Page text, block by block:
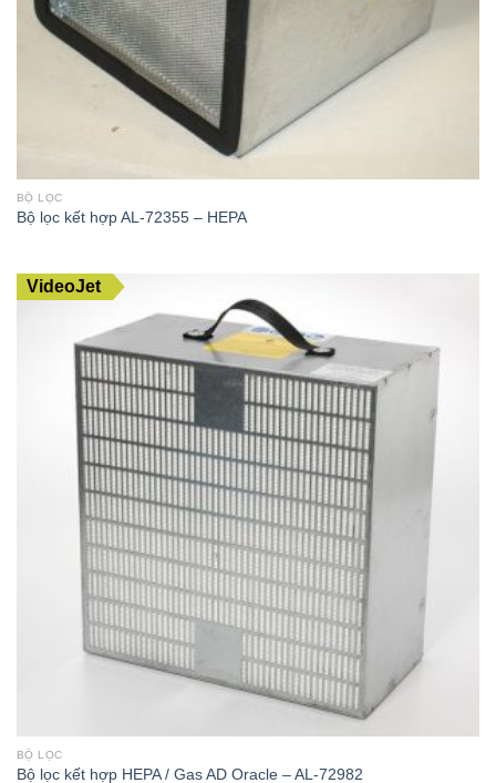
BỘ LỌC
Bộ lọc kết hợp AL-72355 – HEPA
VideoJet
BỘ LỌC
Bộ lọc kết hợp HEPA / Gas AD Oracle – AL-72982